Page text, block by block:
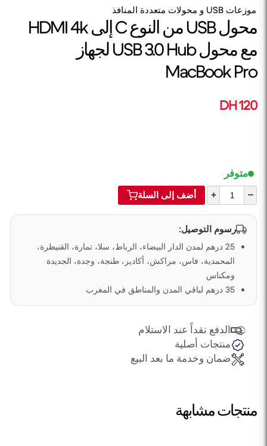
موزعات USB و محولات متعددة المنافذ
محول USB من النوع C إلى HDMI 4k
مع محول USB 3.0 Hub لجهاز
MacBook Pro
120 DH
متوفر
–
+ أضف إلى السلة
رسوم التوصيل:
25 درهم لمدن الدار البيضاء، الرباط، سلا، تمارة، القنيطرة،
المحمدية، فاس، مراكش، أكادير، طنجة، وجدة، الجديدة
ومكناس
35 درهم لباقي المدن والمناطق في المغرب
الدفع نقداً عند الاستلام
منتجات أصلية
ضمان وخدمة ما بعد البيع
منتجات مشابهة